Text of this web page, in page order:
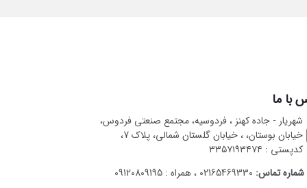
با ما
شهریار - جاده کهنز ، فردوسیه، مجتمع صنعتی فردوس،
خیابان بوستان، ، خیابان گلستان شمالی، پلاک 7،
کدپستی : ۳۳۵۷۱۹۳۴۷۴
شماره تماس: 02165469330 ، همراه : 09120809195